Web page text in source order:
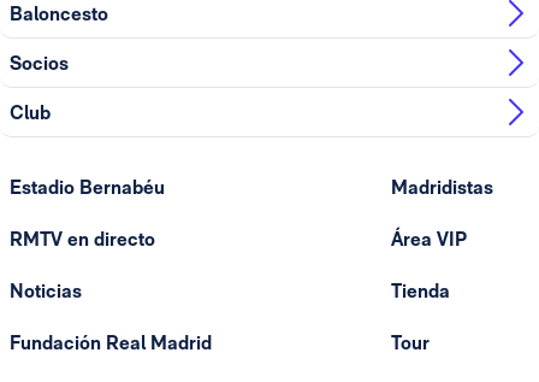
Baloncesto
Socios
Club
Estadio Bernabéu
RMTV en directo
Noticias
Fundación Real Madrid
Madridistas
Área VIP
Tienda
Tour